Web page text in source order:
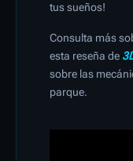
tus sueños!
Consulta más
esta reseña de
sobre las
parque.